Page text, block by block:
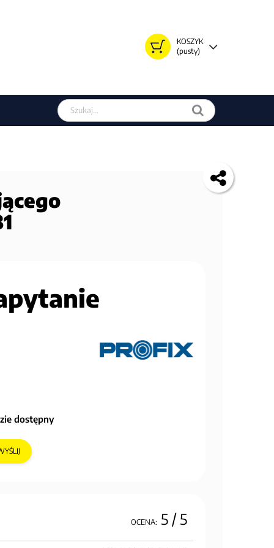
KOSZYK
(pusty)
Szukaj w sklepie
dostępny
OCENA: 5/ 5